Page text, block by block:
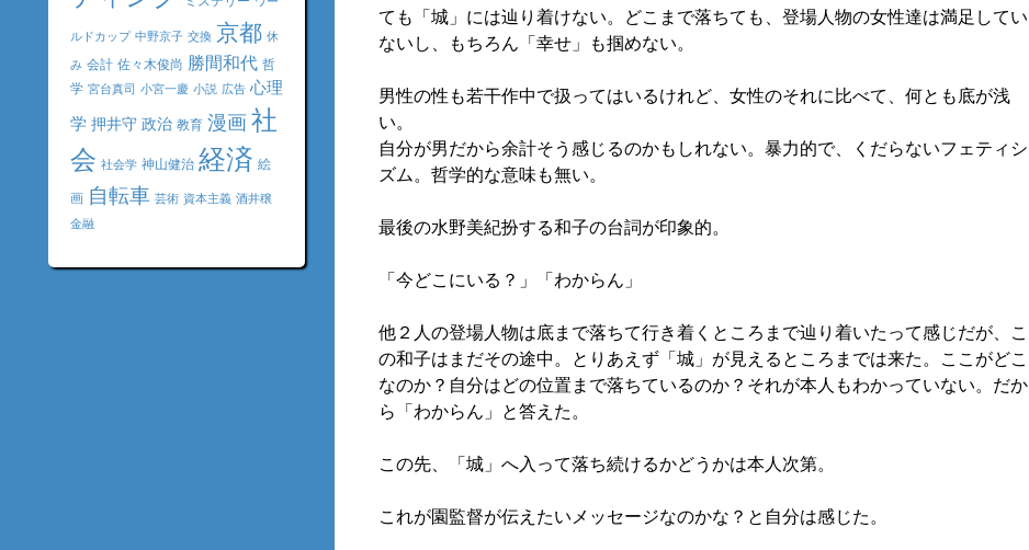
ルドカップ 中野京子 交換 京都 休
み 会計 佐々木俊尚 勝間和代 哲
学 宮台真司 小宮一慶 小説 広告 心理
学 押井守 政治 教育 漫画社
会 社会学 神山健治 経済 絵
画 自転車 芸術 資本主義 酒井穣
金融
ても「城」には辿り着けない。どこまで落ちても、登場人物の女性達は満足してい
ないし、もちろん「幸せ」も掴めない。
男性の性も若干作中で扱ってはいるけれど、女性のそれに比べて、何とも底が浅
い。
自分が男だから余計そう感じるのかもしれない。暴力的で、くだらないフェティシ
ズム。哲学的な意味も無い。
最後の水野美紀扮する和子の台詞が印象的。
「今どこにいる？」「わからん」
他２人の登場人物は底まで落ちて行き着くところまで辿り着いたって感じだが、こ
の和子はまだその途中。とりあえず「城」が見えるところまでは来た。ここがどこ
なのか？自分はどの位置まで落ちているのか？それが本人もわかっていない。だか
ら「わからん」と答えた。
この先、「城」へ入って落ち続けるかどうかは本人次第。
これが園監督が伝えたいメッセージなのかな？と自分は感じた。